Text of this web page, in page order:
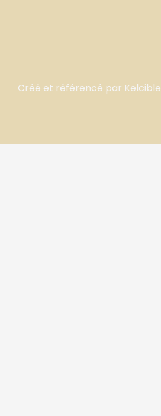
Créé et référencé par Kelcible